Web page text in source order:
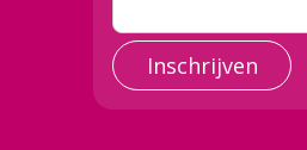
Inschrijven